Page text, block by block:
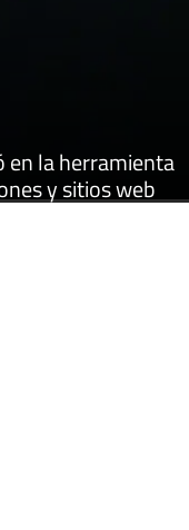
en la herramienta
y sitios web